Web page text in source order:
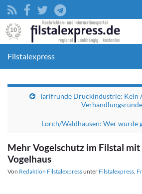
Filstalexpress
Tarifrunde Druckindustrie: Kein
Verhandlungsrunde
Lorch/Waldhausen: Wer wurde
Mehr Vogelschutz im Filstal mit
Vogelhaus
Von Redaktion Filstalexpressunter Filstalexpress,